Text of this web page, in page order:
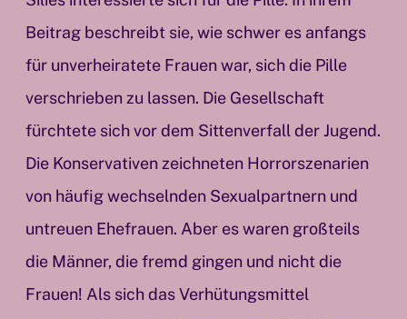
Beitrag beschreibt sie, wie schwer es anfangs
für unverheiratete Frauen war, sich die Pille
verschrieben zu lassen. Die Gesellschaft
fürchtete sich vor dem Sittenverfall der Jugend.
Die Konservativen zeichneten Horrorszenarien
von häufig wechselnden Sexualpartnern und
untreuen Ehefrauen. Aber es waren großteils
die Männer, die fremd gingen und nicht die
Frauen! Als sich das Verhütungsmittel